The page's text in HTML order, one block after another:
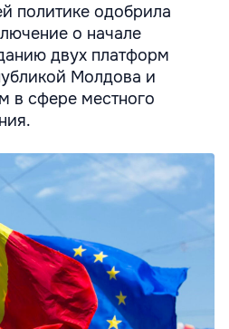
политике одобрила
о начале
двух платформ
Молдова и
в сфере местного